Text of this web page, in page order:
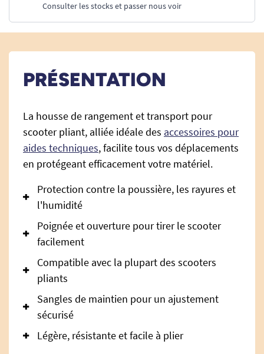
Consulter les stocks et passer nous voir
PRÉSENTATION
La housse de rangement et transport pour
scooter pliant, alliée idéale des accessoires pour
aides techniques, facilite tous vos déplacements
en protégeant efficacement votre matériel.
Protection contre la poussière, les rayures et
l'humidité
Poignée et ouverture pour tirer le scooter
facilement
Compatible avec la plupart des scooters
pliants
Sangles de maintien pour un ajustement
sécurisé
Légère, résistante et facile à plier